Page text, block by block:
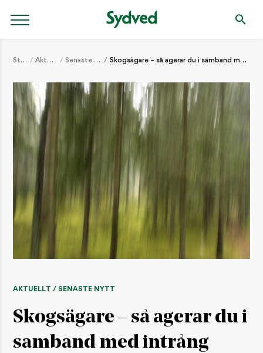
Start Aktuellt Senaste nytt Skogsägare – så agerar du i samband med intrång
AKTUELLT / SENASTE NYTT
Skogsägare – så agerar du i
samband med intrång